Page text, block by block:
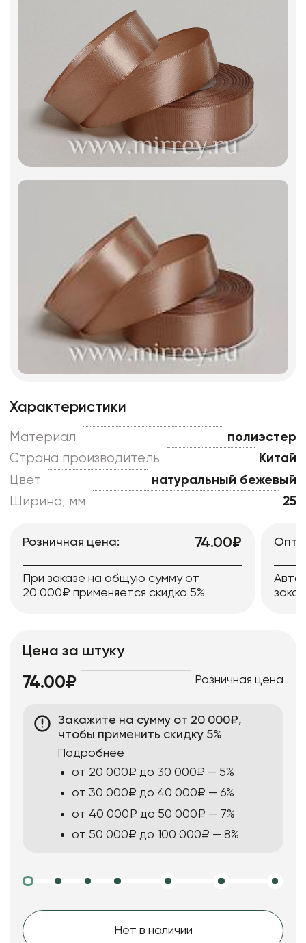
Изделия из металла
Сухоцветы
Характеристики
Материал
полиэстер
Страна производитель
Китай
Цвет
натуральный бежевый
Ширина, мм
25
Розничная цена: 74.00₽
При заказе на общую сумму от
20 000₽ применяется скидка 5%
Цена за штуку
74.00₽ Розничная цена
Закажите на сумму от 20 000₽,
чтобы применить скидку 5%
Подробнее
от 20 000₽ до 30 000₽ — 5%
от 30 000₽ до 40 000₽ — 6%
от 40 000₽ до 50 000₽ — 7%
от 50 000₽ до 100 000₽ — 8%
Нет в наличии